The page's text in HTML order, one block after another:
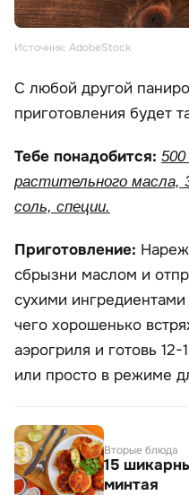
Источник: AdobeStock
С любой другой
приготовления будет
Тебе понадобится:
растительного масла,
соль, специи.
Приготовление:
сбрызни маслом и
сухими
чего хорошенько
аэрогриля и готовь
или просто в режиме
Вторые блюда
15
минтая